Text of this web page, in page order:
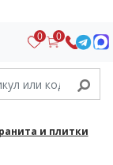
0 0
и плитки